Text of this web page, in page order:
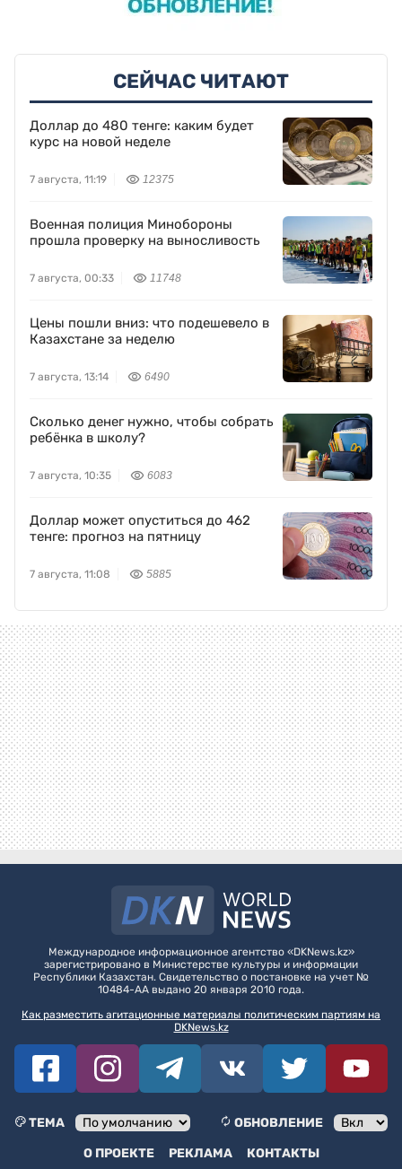
СЕЙЧАС ЧИТАЮТ
Доллар до 480 тенге: каким будет
курс на новой неделе
7 августа, 11:19 12375
Военная полиция Минобороны
прошла проверку на выносливость
7 августа, 00:33 11748
Цены пошли вниз: что подешевело в
Казахстане за неделю
7 августа, 13:14 6490
Сколько денег нужно, чтобы собрать
ребёнка в школу?
7 августа, 10:35 6083
Доллар может опуститься до 462
тенге: прогноз на пятницу
7 августа, 11:08 5885
Международное информационное агентство «DKNews.kz»
зарегистрировано в Министерстве культуры и информации
Республики Казахстан. Свидетельство о постановке на учет №
10484-АА выдано 20 января 2010 года.
Как разместить агитационные материалы политическим партиям на
DKNews.kz
ТЕМА
ОБНОВЛЕНИЕ
О ПРОЕКТЕ
РЕКЛАМА КОНТАКТЫ